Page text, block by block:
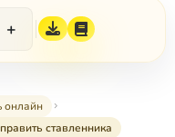
+
онлайн
ставленника